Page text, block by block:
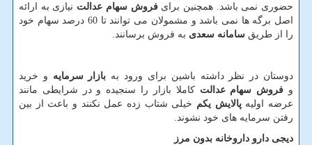
حضوری نمی باشد. همچنین برایفروش سهام عدالت نیازی به ارائه
اصل برگه ها نمی باشد و مشمولان می توانند تا 60 درصد سهام خود
را از طریق سامانه سعدی به فروش برسانند.
دوستان در نظر داشته باشین برای ورود به بازار سرمایه و خرید
و فروش سهام عدالت کاملا بازار را سنجیده و در شرایطی مانند
عرضه اولیهپالایش یکم خیلی شتاب زده عمل نکنند و باعث از بین
رفتن سرمایه های خود نشوند.
دیجی دارو داروخانه بدون مرز